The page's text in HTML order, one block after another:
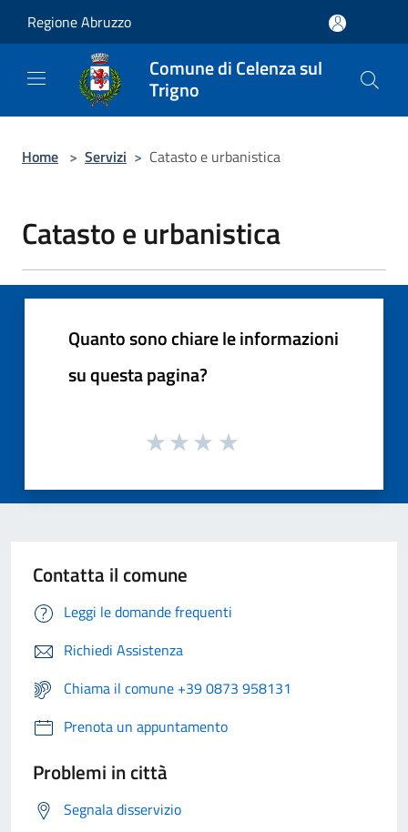
Regione Abruzzo
Comune di Celenza sul
Trigno
Home > Servizi > Catasto e urbanistica
Catasto e urbanistica
Quanto sono chiare le informazioni
su questa pagina?
Contatta il comune
Leggi le domande frequenti
Richiedi Assistenza
Chiama il comune +39 0873 958131
Prenota un appuntamento
Problemi in città
Segnala disservizio